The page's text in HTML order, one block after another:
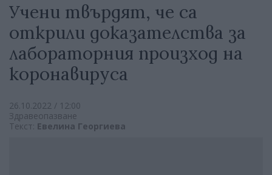
Учени твърдят, че са
открили доказателства за
лабораторния произход на
коронавируса
26.10.2022 / 12:00
Здравеопазване
Текст: Евелина Георгиева